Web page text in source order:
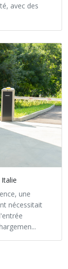
avec des
une
nécessitait